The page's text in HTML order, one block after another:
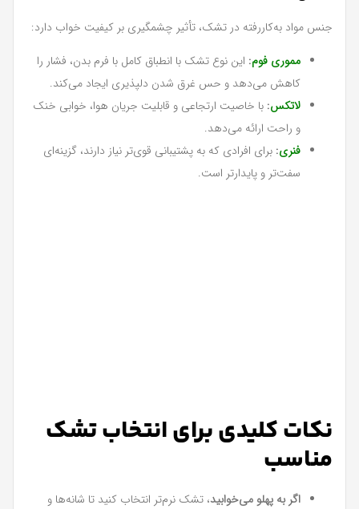
جنس مواد به‌کاررفته در تشک، تأثیر چشمگیری بر کیفیت خواب دارد:
مموری فوم: این نوع تشک با انطباق کامل با فرم بدن، فشار را
کاهش می‌دهد و حس غرق شدن دلپذیری ایجاد می‌کند.
لاتکس: با خاصیت ارتجاعی و قابلیت جریان هوا، خوابی خنک
و راحت ارائه می‌دهد.
فنری: برای افرادی که به پشتیبانی قوی‌تر نیاز دارند، گزینه‌ای
سفت‌تر و پایدارتر است.
نکات کلیدی برای انتخاب تشک
مناسب
اگر به پهلو می‌خوابید، تشک نرم‌تر انتخاب کنید تا شانه‌ها و